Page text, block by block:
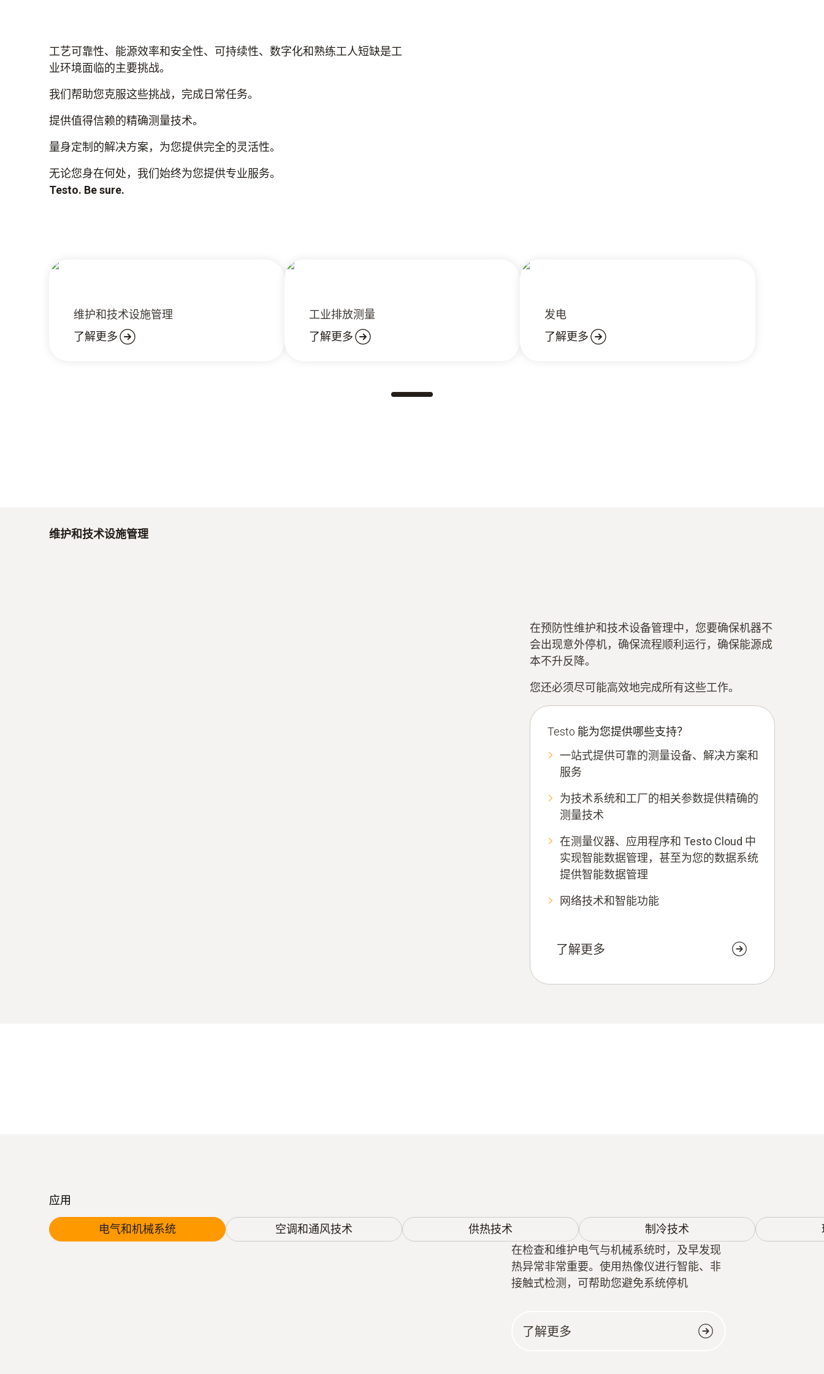
工艺可靠性、能源效率和安全性、可持续性、数字化和熟练工人短缺是工
业环境面临的主要挑战。
我们帮助您克服这些挑战，完成日常任务。
提供值得信赖的精确测量技术。
量身定制的解决方案，为您提供完全的灵活性。
无论您身在何处，我们始终为您提供专业服务。
Testo. Be sure.
维护和技术设施管理
了解更多
工业排放测量
了解更多
发电
了解更多
维护和技术设施管理
在预防性维护和技术设备管理中，您要确保机器不
会出现意外停机，确保流程顺利运行，确保能源成
本不升反降。
您还必须尽可能高效地完成所有这些工作。
Testo 能为您提供哪些支持？
一站式提供可靠的测量设备、解决方案和
服务
为技术系统和工厂的相关参数提供精确的
测量技术
在测量仪器、应用程序和 Testo Cloud 中
实现智能数据管理，甚至为您的数据系统
提供智能数据管理
网络技术和智能功能
了解更多
应用
电气和机械系统 空调和通风技术 供热技术 制冷技术
在检查和维护电气与机械系统时，及早发现
热异常非常重要。使用热像仪进行智能、非
接触式检测，可帮助您避免系统停机
了解更多